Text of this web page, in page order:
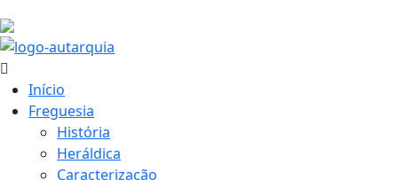
Início
Freguesia
História
Heráldica
Caracterização